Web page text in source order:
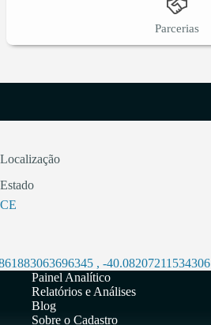
Parcerias
Localização
Estado
CE
, -40.08207211534306
Painel Analítico
Relatórios e Análises
Blog
Sobre o Cadastro